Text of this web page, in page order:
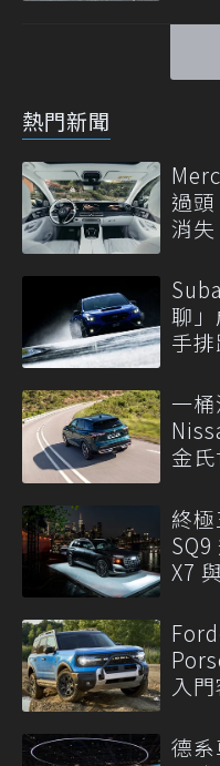
熱門新聞
過
消失
聊
手排
一
金
終
X7
入
德